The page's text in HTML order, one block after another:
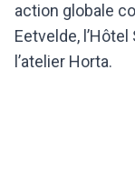
action globale
Eetvelde,
l’atelier Horta.